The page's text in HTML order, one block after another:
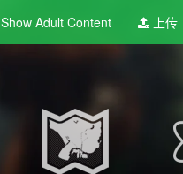
Show Adult Content 上传